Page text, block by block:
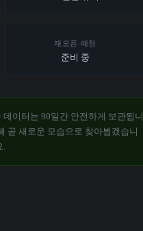
재오픈 예정
준비 중
이터는 90일간 안전하게 보관됩니
곧 새로운 모습으로 찾아뵙겠습니
.